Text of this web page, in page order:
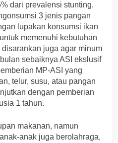
dari prevalensi stunting.
3 jenis pangan
lupakan konsumsi ikan
memenuhi kebutuhan
juga agar minum
sebaiknya ASI ekslusif
MP-ASI yang
telur, susu, atau pangan
dengan pemberian
1 tahun.
makanan, namun
anak juga berolahraga,